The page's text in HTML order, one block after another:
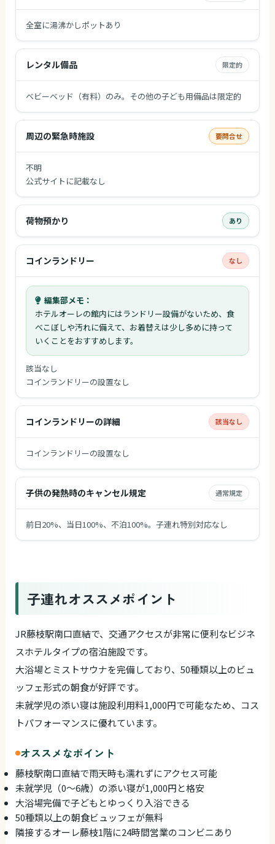
全室に湯沸かしポットあり
レンタル備品 限定的
ベビーベッド（有料）のみ。その他の子ども用備品は限定的
周辺の緊急時施設 要問合せ
不明
公式サイトに記載なし
荷物預かり あり
コインランドリー なし
編集部メモ：
ホテルオーレの館内にはランドリー設備がないため、食
べこぼしや汚れに備えて、お着替えは少し多めに持って
いくことをおすすめします。
該当なし
コインランドリーの設置なし
コインランドリーの詳細 該当なし
コインランドリーの設置なし
子供の発熱時のキャンセル規定 通常規定
前日20%、当日100%、不泊100%。子連れ特別対応なし
子連れオススメポイント
JR藤枝駅南口直結で、交通アクセスが非常に便利なビジネ
スホテルタイプの宿泊施設です。
大浴場とミストサウナを完備しており、50種類以上のビュ
ッフェ形式の朝食が好評です。
未就学児の添い寝は施設利用料1,000円で可能なため、コス
トパフォーマンスに優れています。
オススメなポイント
藤枝駅南口直結で雨天時も濡れずにアクセス可能
未就学児（0～6歳）の添い寝が1,000円と格安
大浴場完備で子どもとゆっくり入浴できる
50種類以上の朝食ビュッフェが無料
隣接するオーレ藤枝1階に24時間営業のコンビニあり